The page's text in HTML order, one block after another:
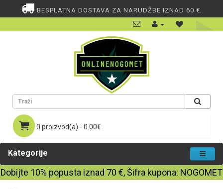
BESPLATNA DOSTAVA ZA NARUDŽBE IZNAD 60 €.
0 proizvod(a) - 0.00€
Kategorije
Dobijte 10% popusta iznad 70 €, Šifra kupona: NOGOMET